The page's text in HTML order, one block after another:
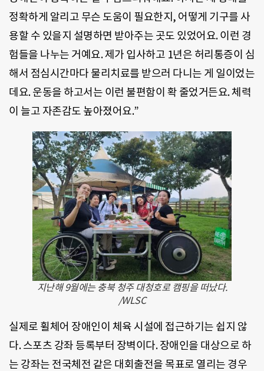
정확하게 알리고 무슨 도움이 필요한지, 어떻게 기구를 사
용할 수 있을지 설명하면 받아주는 곳도 있었어요. 이런 경
험들을 나누는 거예요. 제가 입사하고 1년은 허리통증이 심
해서 점심시간마다 물리치료를 받으러 다니는 게 일이었는
데요. 운동을 하고서는 이런 불편함이 확 줄었거든요. 체력
이 늘고 자존감도 높아졌어요.”
지난해 9월에는 충북 청주 대청호로 캠핑을 떠났다.
/WLSC
실제로 휠체어 장애인이 체육 시설에 접근하기는 쉽지 않
다. 스포츠 강좌 등록부터 장벽이다. 장애인을 대상으로 하
는 강좌는 전국체전 같은 대회출전을 목표로 열리는 경우